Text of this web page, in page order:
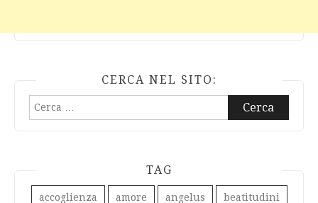
CERCA NEL SITO:
Ricerca
per:
TAG
accoglienza amore angelus beatitudini